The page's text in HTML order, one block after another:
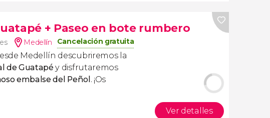
+ Paseo en bote rumbero
Medellín Cancelación gratuita
Medellín descubriremos la
de Guatapéy disfrutaremos
embalse del Peñol . ¡Os
Ver detalles